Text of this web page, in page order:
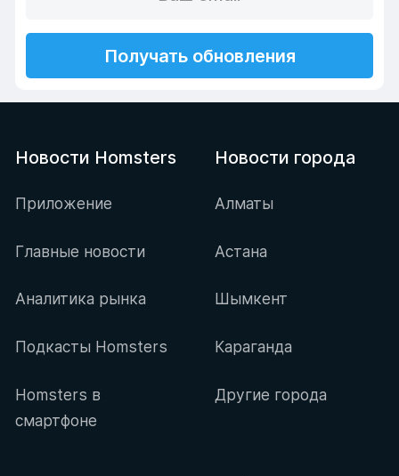
Получать обновления
Новости Homsters
Приложение
Главные новости
Аналитика рынка
Подкасты Homsters
Homsters в
смартфоне
Новости города
Алматы
Астана
Шымкент
Караганда
Другие города